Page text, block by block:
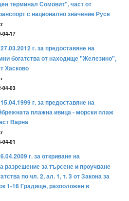
терминал Сомовит", част от
с национално значение Русе
04-17
г. за предоставяне на
богатства от находище "Железино",
Хасково
04-03
г. за предоставяне на
плажна ивица - морски плаж
Варна
04-01
г. за откриване на
разрешение за търсене и проучване
по чл. 2, ал. 1, т. 3 от Закона за
1-16 Градище, разположен в